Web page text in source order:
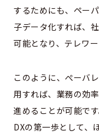
するためにも、ペー
子データ化すれば、
可能となり、テレワ
このように、ぺーバ
用すれば、業務の効
進めることが可能で
DXの第一歩として、